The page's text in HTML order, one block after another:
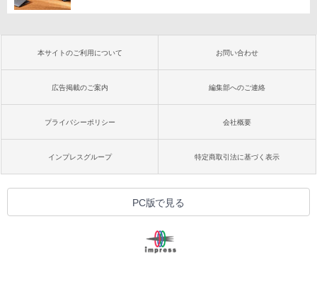
本サイトのご利用について お問い合わせ
広告掲載のご案内 編集部へのご連絡
プライバシーポリシー 会社概要
インプレスグループ 特定商取引法に基づく表示
PC版で見る